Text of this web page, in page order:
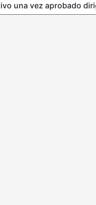
una vez aprobado